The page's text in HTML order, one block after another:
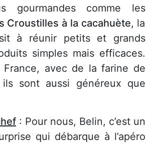
gourmandes comme les
Croustilles à la cacahuète, la
à réunir petits et grands
simples mais efficaces.
France, avec de la farine de
sont aussi généreux que
: Pour nous, Belin, c’est un
qui débarque à l’apéro